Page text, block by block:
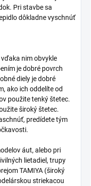
Pri stavbe sa
dôkladne vyschnúť
nim obvykle
je dobré povrch
diely je dobré
ako ich oddelíte od
použite tenký štetec.
široký štetec.
predídete tým
áut, alebo pri
lietadiel, trupy
TAMIYA (široký
striekacou